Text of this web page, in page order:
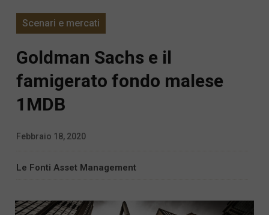
Scenari e mercati
Goldman Sachs e il
famigerato fondo malese
1MDB
Febbraio 18, 2020
Le Fonti Asset Management